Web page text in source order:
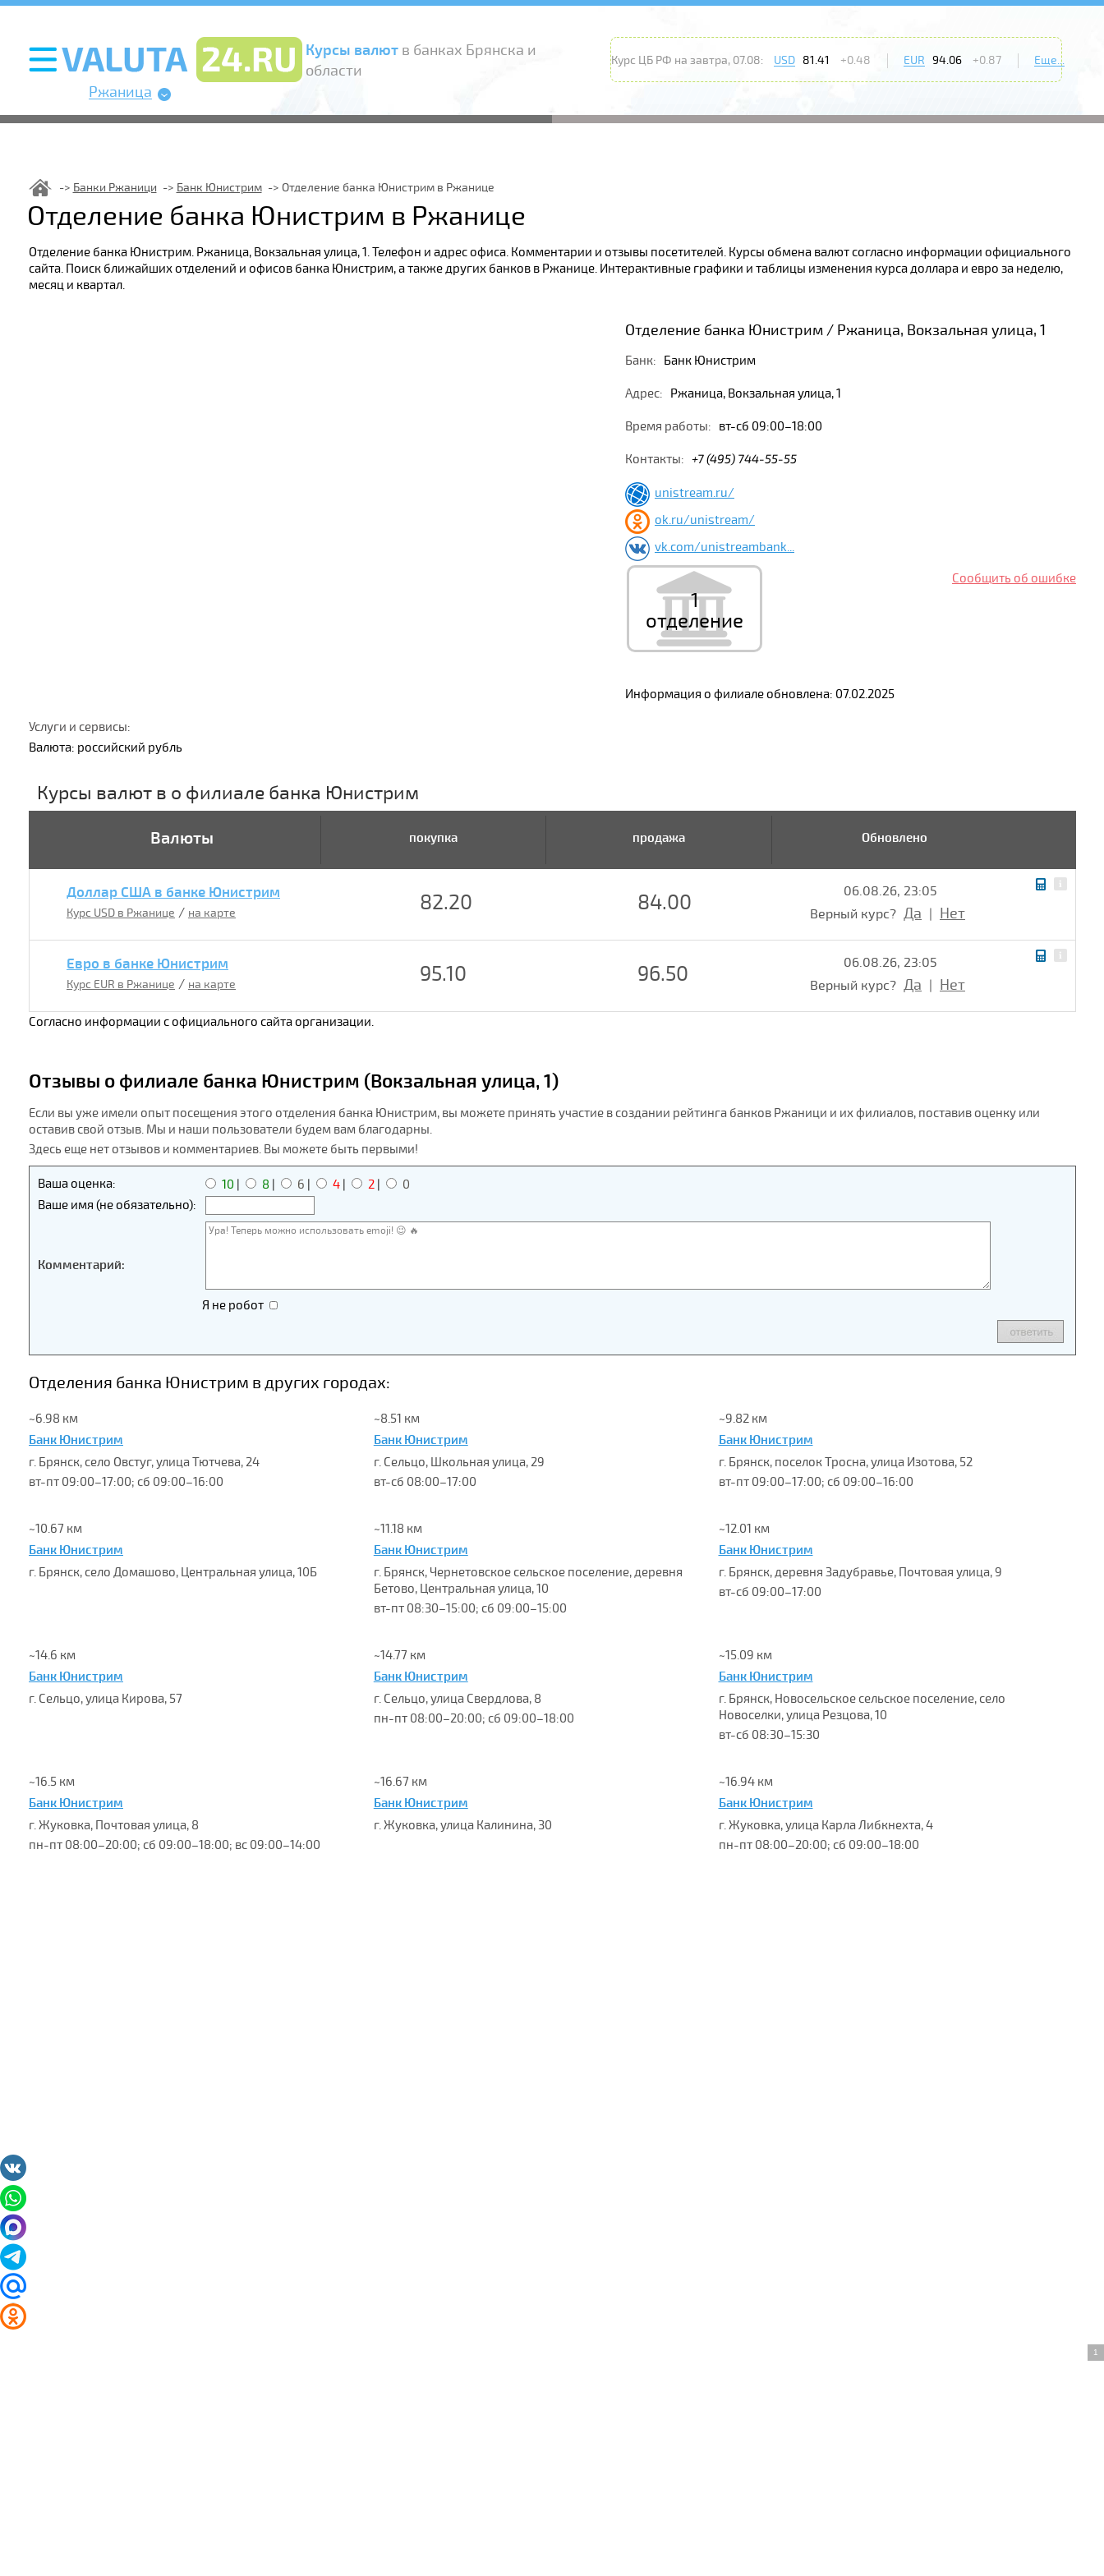
Курсы валютв банках Брянска и
области
Ржаница
Курс ЦБ РФ на завтра, 07.08: USD 81.41 +0.48 EUR 94.06 +0.87 Еще...
Банки Ржаници Банк Юнистрим Отделение банка Юнистрим в Ржанице
Отделение банка Юнистрим в Ржанице
Отделение банка Юнистрим. Ржаница, Вокзальная улица, 1. Телефон и адрес офиса. Комментарии и отзывы посетителей. Курсы обмена валют согласно информации официального
сайта. Поиск ближайших отделений и офисов банка Юнистрим, а также других банков в Ржанице. Интерактивные графики и таблицы изменения курса доллара и евро за неделю,
месяц и квартал.
Отделение банка Юнистрим / Ржаница, Вокзальная улица, 1
Банк: Банк Юнистрим
Адрес: Ржаница, Вокзальная улица, 1
Время работы: вт-сб 09:00–18:00
Контакты: +7 (495) 744-55-55
unistream.ru/
ok.ru/unistream/
vk.com/unistreambank...
1
отделение
Сообщить об ошибке
Информация о филиале обновлена: 07.02.2025
Услуги и сервисы:
Валюта: российский рубль
Курсы валют в о филиале банка Юнистрим
Валюты покупка продажа Обновлено
Доллар США в банке Юнистрим
Курс USD в Ржанице / на карте 82.20 84.00
06.08.26, 23:05
Верный курс? Да Нет
Евро в банке Юнистрим
Курс EUR в Ржанице / на карте 95.10 96.50
06.08.26, 23:05
Верный курс? Да Нет
Согласно информации с официального сайта организации.
Отзывы о филиале банка Юнистрим (Вокзальная улица, 1)
Если вы уже имели опыт посещения этого отделения банка Юнистрим, вы можете принять участие в создании рейтинга банков Ржаници и их филиалов, поставив оценку или
оставив свой отзыв. Мы и наши пользователи будем вам благодарны.
Здесь еще нет отзывов и комментариев. Вы можете быть первыми!
Ваша оценка: 10 8 6 4 2
0
Ваше имя (не обязательно):
Комментарий:
Я не робот
Отделения банка Юнистрим в других городах:
~6.98 км
Банк Юнистрим
г. Брянск, село Овстуг, улица Тютчева, 24
вт-пт 09:00–17:00; сб 09:00–16:00
~8.51 км
Банк Юнистрим
г. Сельцо, Школьная улица, 29
вт-сб 08:00–17:00
~9.82 км
Банк Юнистрим
г. Брянск, поселок Тросна, улица Изотова, 52
вт-пт 09:00–17:00; сб 09:00–16:00
~10.67 км
Банк Юнистрим
г. Брянск, село Домашово, Центральная улица, 10Б
~11.18 км
Банк Юнистрим
г. Брянск, Чернетовское сельское поселение, деревня
Бетово, Центральная улица, 10
вт-пт 08:30–15:00; сб 09:00–15:00
~12.01 км
Банк Юнистрим
г. Брянск, деревня Задубравье, Почтовая улица, 9
вт-сб 09:00–17:00
~14.6 км
Банк Юнистрим
г. Сельцо, улица Кирова, 57
~14.77 км
Банк Юнистрим
г. Сельцо, улица Свердлова, 8
пн-пт 08:00–20:00; сб 09:00–18:00
~15.09 км
Банк Юнистрим
г. Брянск, Новосельское сельское поселение, село
Новоселки, улица Резцова, 10
вт-сб 08:30–15:30
~16.5 км
Банк Юнистрим
г. Жуковка, Почтовая улица, 8
пн-пт 08:00–20:00; сб 09:00–18:00; вс 09:00–14:00
~16.67 км
Банк Юнистрим
г. Жуковка, улица Калинина, 30
~16.94 км
Банк Юнистрим
г. Жуковка, улица Карла Либкнехта, 4
пн-пт 08:00–20:00; сб 09:00–18:00
1